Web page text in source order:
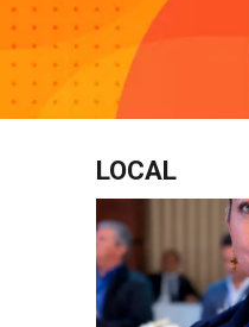
LOCAL